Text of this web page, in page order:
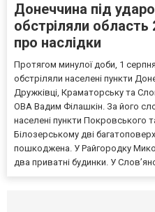
Донеччина під
обстріляли область
про наслідки
Протягом минулої доби, 1
обстріляли населені пункти
Дружківці, Краматорську та
ОВА Вадим Філашкін. За його
населені пункти Покровського
Білозерському дві
пошкоджена. У Райгородку
два приватні будинки. У